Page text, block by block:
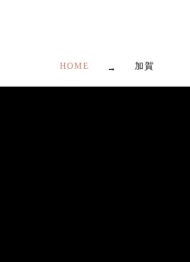
HOME 加賀